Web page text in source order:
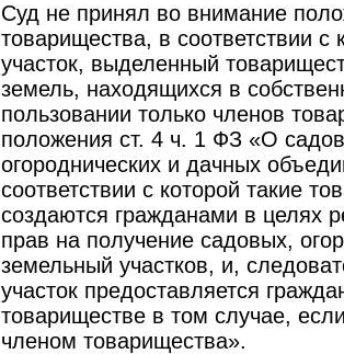
Суд не принял во внимание
товарищества, в соответствии
участок, выделенный
земель, находящихся в
пользовании только членов
положения ст. 4 ч. 1 ФЗ «О
огороднических и дачных
соответствии с которой такие
создаются гражданами в целях
прав на получение садовых,
земельный участков, и,
участок предоставляется
товариществе в том случае,
членом товарищества».